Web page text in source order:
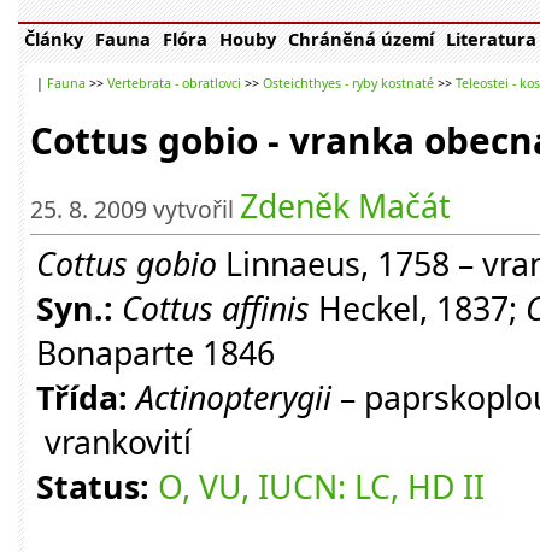
Články Fauna Flóra Houby Chráněná území Literatura
| Fauna >> Vertebrata - obratlovci >> Osteichthyes - ryby kostnaté >> Teleostei -
Cottus gobio - vranka
25. 8. 2009 vytvořil Zdeněk Mačát
Cottus gobio Linnaeus, 1758 –
Syn.: Cottus affinis Heckel, 1837;
Bonaparte 1846
Třída: Actinopterygii–
vrankovití
Status: O, VU, IUCN: LC, HD II